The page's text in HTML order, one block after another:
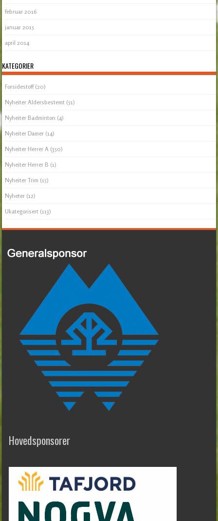
februar 2016
januar 2015
april 2014
KATEGORIER
Forsidestoff(20)
Nyheiter Aldersbestemt (51)
Nyheiter Badminton (4)
Nyheiter Damer (14)
Nyheiter Herrer A (350)
Nyheiter Herrer B (1)
Nyheiter Trim (15)
Nyheter (12)
Ukategorisert (113)
Hovedsponsorer